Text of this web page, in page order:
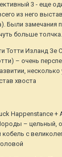
3 - еще
из него
Были замечания
больше толчка.
Тотти Изланд Зе
– очень
несколько
хвоста
Happenstance +
– цельный,
с